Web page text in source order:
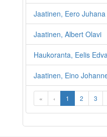
Jaatinen, Eero Juhana
Jaatinen, Albert Olavi
Haukoranta, Eelis
Jaatinen, Eino
« ‹ 1 2 3